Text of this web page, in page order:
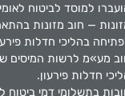
למוסד לביטוח
— חוב מזונות
בהליכי חדלות
חדלות פירעון.
בתשלומי דמי ביטוח